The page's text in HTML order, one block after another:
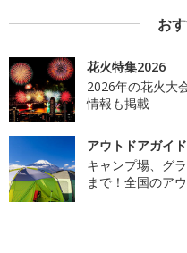
お
花火特集2026
2026年の花火大
情報も掲載
アウトドアガイド
キャンプ場、グ
まで！全国のア